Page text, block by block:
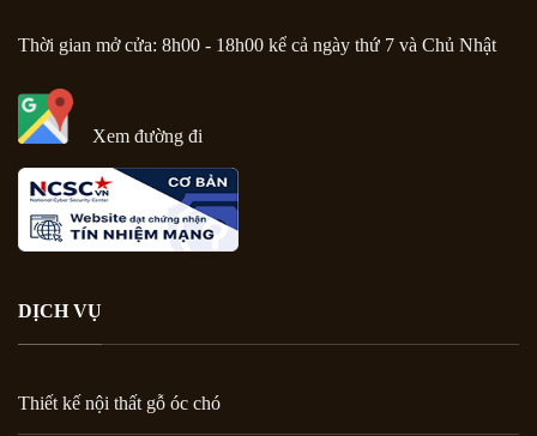
Thời gian mở cửa: 8h00 - 18h00 kể cả ngày thứ 7 và Chủ Nhật
Xem đường đi
DỊCH VỤ
Thiết kế nội thất gỗ óc chó